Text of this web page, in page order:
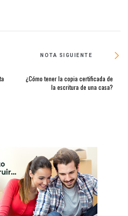
NOTA SIGUIENTE
¿Cómo tener la copia certificada de
la escritura de una casa?